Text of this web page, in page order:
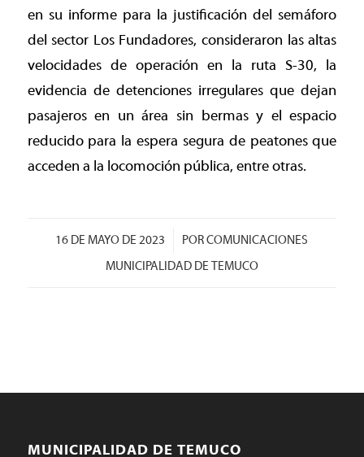
en su informe para la justificación del semáforo
del sector Los Fundadores, consideraron las altas
velocidades de operación en la ruta S-30, la
evidencia de detenciones irregulares que dejan
pasajeros en un área sin bermas y el espacio
reducido para la espera segura de peatones que
acceden a la locomoción pública, entre otras.
16 DE MAYO DE 2023
/ PORCOMUNICACIONES
MUNICIPALIDAD DE TEMUCO
MUNICIPALIDAD DE TEMUCO